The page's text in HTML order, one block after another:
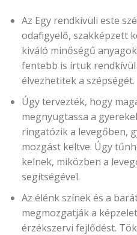
Az Egy rendkívüli este
odafigyelő, szakképzett
kiváló minőségű
fentebb is írtuk
élvezhetitek a szépségét.
Úgy tervezték, hogy
megnyugtassa a
ringatózik a levegőben,
mozgást keltve. Úgy
kelnek, miközben a
segítségével.
Az élénk színek és a
megmozgatják a
érzékszervi fejlődést.